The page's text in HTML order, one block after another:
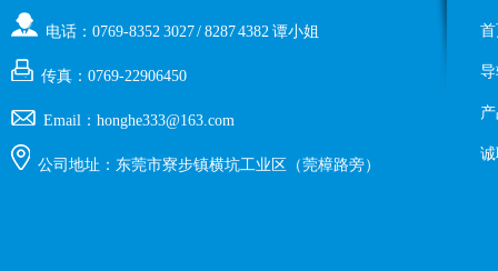
电话：0769-8352 3027 / 8287 4382 谭小姐
传真：0769-22906450
Email：honghe333@163.com
公司地址：东莞市寮步镇横坑工业区（莞樟路旁）